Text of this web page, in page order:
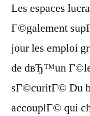
Les espaces
Г©galement
jour les emploi
de dвЂ™un
sГ©curitГ© Du
accouplГ© qui